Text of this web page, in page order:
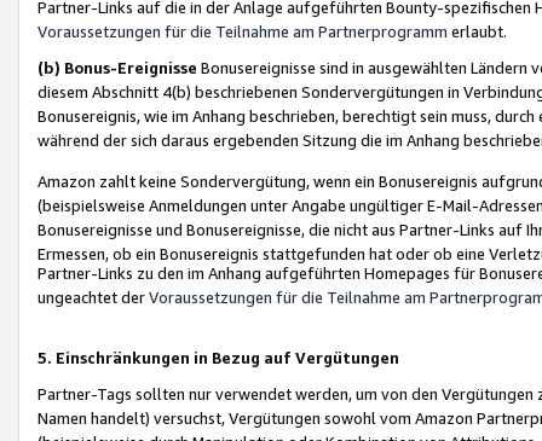
Partner-Links auf die in der Anlage aufgeführten Bounty-spezifischen
Voraussetzungen für die Teilnahme am Partnerprogramm erlaubt.
(b) Bonus-Ereignisse Bonusereignisse sind in ausgewählten Ländern
diesem Abschnitt 4(b) beschriebenen Sondervergütungen in
Bonusereignis, wie im Anhang beschrieben, berechtigt sein muss,
während der sich daraus ergebenden Sitzung die im Anhang
Amazon zahlt keine Sondervergütung, wenn ein Bonusereignis
(beispielsweise Anmeldungen unter Angabe ungültiger E-Mail-
Bonusereignisse und Bonusereignisse, die nicht aus Partner-Links auf
Ermessen, ob ein Bonusereignis stattgefunden hat oder ob eine
Partner-Links zu den im Anhang aufgeführten Homepages für
ungeachtet derVoraussetzungen für die Teilnahme am
5. Einschränkungen in Bezug auf Vergütungen
Partner-Tags sollten nur verwendet werden, um von den
Namen handelt) versuchst, Vergütungen sowohl vom Amazon